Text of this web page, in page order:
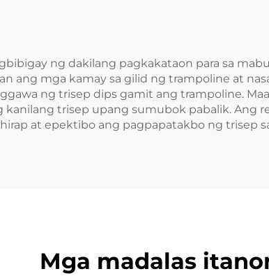
ng dakilang pagkakataon para sa
ang mga kamay sa gilid ng trampoline at
ng trisep dips gamit ang trampoline.
trisep upang sumubok pabalik. Ang
at epektibo ang pagpapatakbo ng trisep
Mga madalas